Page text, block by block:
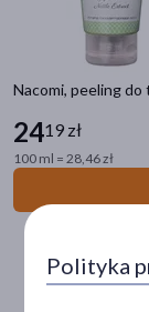
Nacomi, peeling do
2419 zł
100 ml = 28,46 zł
Filtry
Wysyłka 0 zł
Ostatnie
Polityka